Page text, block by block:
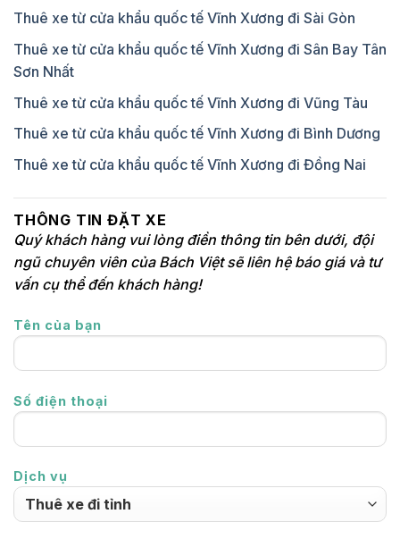
Thuê xe từ cửa khẩu quốc tế Vĩnh Xương đi Sài Gòn
Thuê xe từ cửa khẩu quốc tế Vĩnh Xương đi Sân Bay Tân
Sơn Nhất
Thuê xe từ cửa khẩu quốc tế Vĩnh Xương đi Vũng Tàu
Thuê xe từ cửa khẩu quốc tế Vĩnh Xương đi Bình Dương
Thuê xe từ cửa khẩu quốc tế Vĩnh Xương đi Đồng Nai
THÔNG TIN ĐẶT XE
Quý khách hàng vui lòng điền thông tin bên dưới, đội
ngũ chuyên viên của Bách Việt sẽ liên hệ báo giá và tư
vấn cụ thể đến khách hàng!
Tên của bạn
Số điện thoại
Dịch vụ